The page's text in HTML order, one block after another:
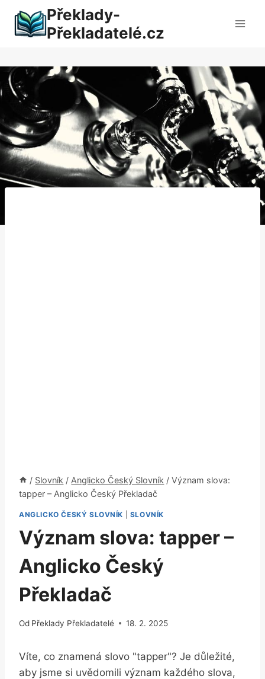
obsah
Překlady-
Překladatelé.cz
/ Slovník / Anglicko Český Slovník / Význam slova:
tapper – Anglicko Český Překladač
ANGLICKO ČESKÝ SLOVNÍK SLOVNÍK
Význam slova: tapper –
Anglicko Český
Překladač
Od Překlady Překladatelé 18. 2. 2025
Víte, co znamená ‍slovo "tapper"? Je důležité,
aby⁤ jsme si uvědomili význam každého slova,